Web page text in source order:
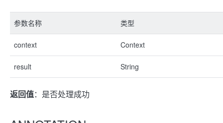
参数名称 类型
context Context
result String
返回值：是否处理成功